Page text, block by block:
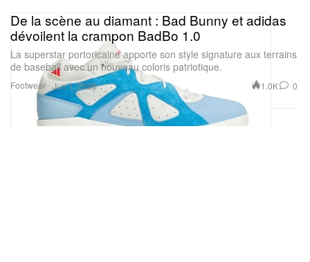
Voir cette publication sur Instagram
Footwear
De la scène au diamant : Bad Bunny et adidas
dévoilent la crampon BadBo 1.0
La superstar portoricaine apporte son style signature aux terrains
de baseball avec un nouveau coloris patriotique.
Jun 1, 2026 1.0K 0